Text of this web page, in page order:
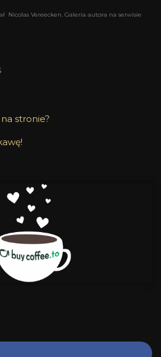
Nicolas Vereecken. Galeria autora na serwisie
stronie?